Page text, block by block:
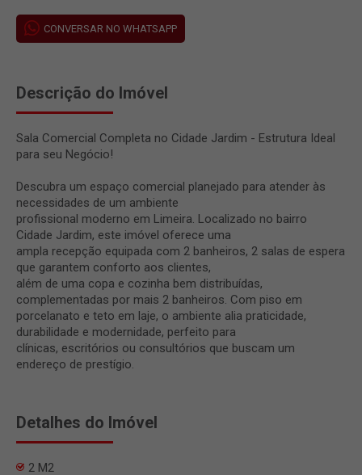
CONVERSAR NO WHATSAPP
Descrição do Imóvel
Sala Comercial Completa no Cidade Jardim - Estrutura Ideal
para seu Negócio!
Descubra um espaço comercial planejado para atender às
necessidades de um ambiente
profissional moderno em Limeira. Localizado no bairro
Cidade Jardim, este imóvel oferece uma
ampla recepção equipada com 2 banheiros, 2 salas de espera
que garantem conforto aos clientes,
além de uma copa e cozinha bem distribuídas,
complementadas por mais 2 banheiros. Com piso em
porcelanato e teto em laje, o ambiente alia praticidade,
durabilidade e modernidade, perfeito para
clínicas, escritórios ou consultórios que buscam um
endereço de prestígio.
Detalhes do Imóvel
2 M2